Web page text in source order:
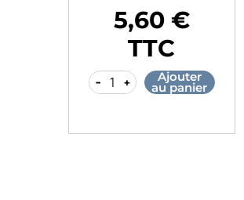
5,60 €
TTC
- + Ajouter
au panier